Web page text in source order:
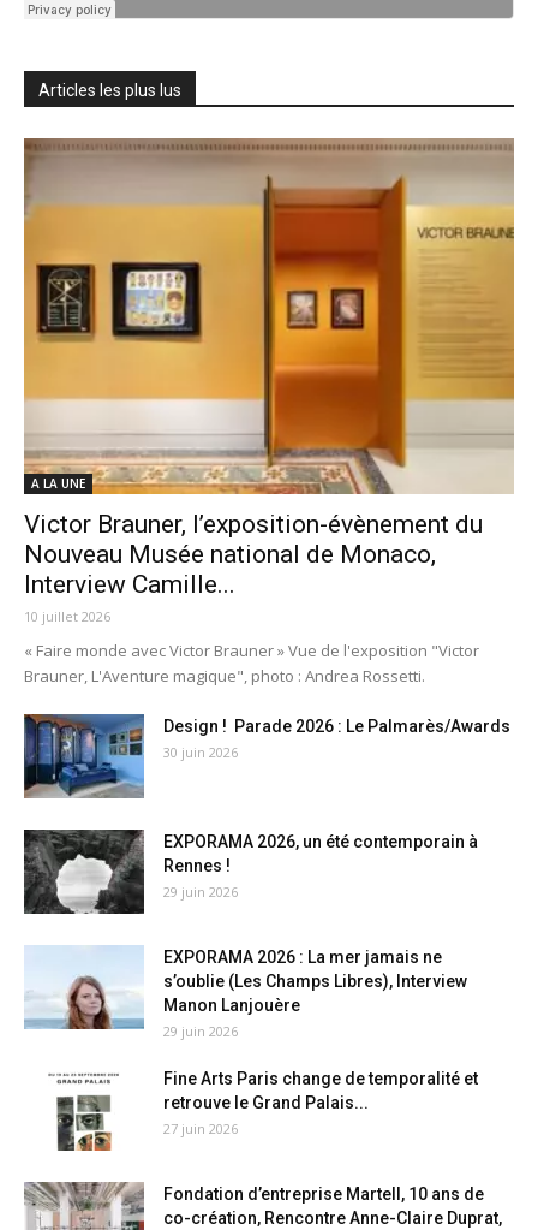
Articles les plus lus
A LA UNE
Victor Brauner, l’exposition-évènement du
Nouveau Musée national de Monaco,
Interview Camille...
10 juillet 2026
« Faire monde avec Victor Brauner » Vue de l'exposition "Victor
Brauner, L'Aventure magique", photo : Andrea Rossetti.
Design ! Parade 2026 : Le Palmarès/Awards
30 juin 2026
EXPORAMA 2026, un été contemporain à
Rennes !
29 juin 2026
EXPORAMA 2026 : La mer jamais ne
s’oublie (Les Champs Libres), Interview
Manon Lanjouère
29 juin 2026
Fine Arts Paris change de temporalité et
retrouve le Grand Palais...
27 juin 2026
Fondation d’entreprise Martell, 10 ans de
co-création, Rencontre Anne-Claire Duprat,